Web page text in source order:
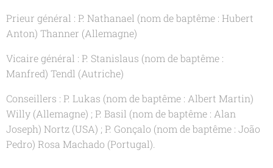
Prieur général : P. Nathanael (nom de baptême : Hubert
Anton) Thanner (Allemagne)
Vicaire général : P. Stanislaus (nom de baptême :
Manfred) Tendl (Autriche)
Conseillers : P. Lukas (nom de baptême : Albert Martin)
Willy (Allemagne) ; P. Basil (nom de baptême : Alan
Joseph) Nortz (USA) ; P. Gonçalo (nom de baptême : João
Pedro) Rosa Machado (Portugal).